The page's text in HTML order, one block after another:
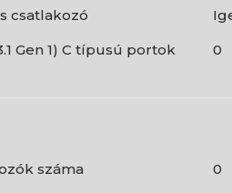
csatlakozó
Gen 1) C típusú portok
0
száma
0